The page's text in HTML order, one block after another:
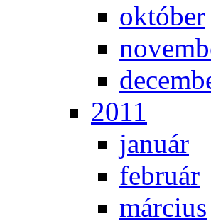
ok­tó­ber
2011
ja­nu­ár
feb­ru­ár
már­ci­us